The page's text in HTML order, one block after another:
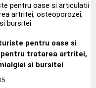
pentru oase si
tratarea artritei,
si bursitei